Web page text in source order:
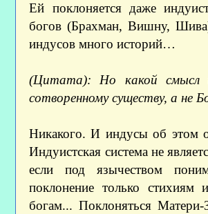
Ей поклоняется даже
богов (Брахман, Вишну,
индусов много историй…
(Цитата): Но какой смысл
сотворенному существу, а не
Никакого. И индусы об этом
Индуистская система не
если под язычеством
поклонение только стихиям
богам... Поклоняться Матери-